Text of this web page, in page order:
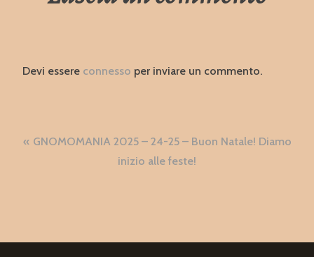
Devi essere connesso per inviare un commento.
Navigazione
GNOMOMANIA 2025 – 24-25 – Buon Natale! Diamo
inizio alle feste!